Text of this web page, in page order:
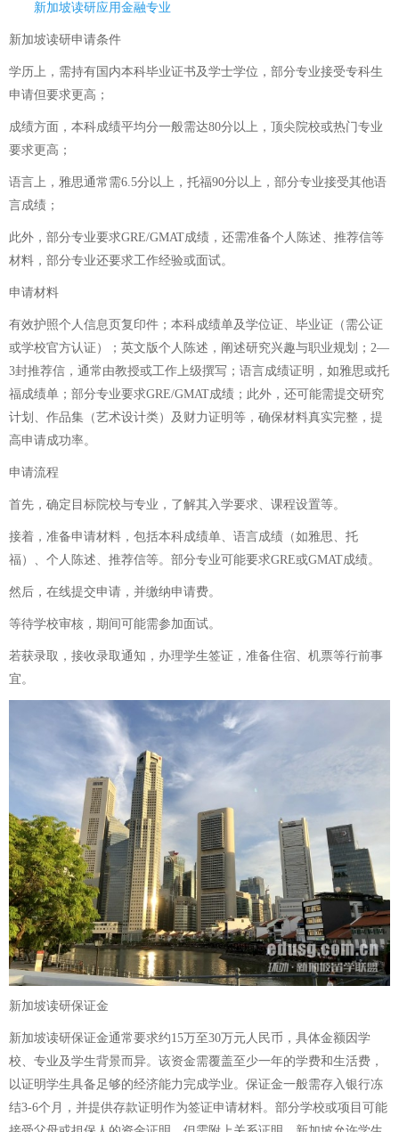
新加坡读研应用金融专业
新加坡读研申请条件
学历上，需持有国内本科毕业证书及学士学位，部分专业接受专科生
申请但要求更高；
成绩方面，本科成绩平均分一般需达80分以上，顶尖院校或热门专业
要求更高；
语言上，雅思通常需6.5分以上，托福90分以上，部分专业接受其他语
言成绩；
此外，部分专业要求GRE/GMAT成绩，还需准备个人陈述、推荐信等
材料，部分专业还要求工作经验或面试。
申请材料
有效护照个人信息页复印件；本科成绩单及学位证、毕业证（需公证
或学校官方认证）；英文版个人陈述，阐述研究兴趣与职业规划；2—
3封推荐信，通常由教授或工作上级撰写；语言成绩证明，如雅思或托
福成绩单；部分专业要求GRE/GMAT成绩；此外，还可能需提交研究
计划、作品集（艺术设计类）及财力证明等，确保材料真实完整，提
高申请成功率。
申请流程
首先，确定目标院校与专业，了解其入学要求、课程设置等。
接着，准备申请材料，包括本科成绩单、语言成绩（如雅思、托
福）、个人陈述、推荐信等。部分专业可能要求GRE或GMAT成绩。
然后，在线提交申请，并缴纳申请费。
等待学校审核，期间可能需参加面试。
若获录取，接收录取通知，办理学生签证，准备住宿、机票等行前事
宜。
新加坡读研保证金
新加坡读研保证金通常要求约15万至30万元人民币，具体金额因学
校、专业及学生背景而异。该资金需覆盖至少一年的学费和生活费，
以证明学生具备足够的经济能力完成学业。保证金一般需存入银行冻
结3-6个月，并提供存款证明作为签证申请材料。部分学校或项目可能